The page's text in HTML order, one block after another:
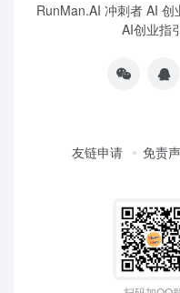
RunMan.AI 冲刺者 AI 创
AI创业指
友链申请 免责